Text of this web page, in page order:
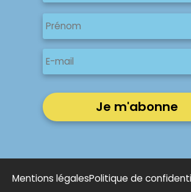
Nom
Nom
Prénom
E-
mail
Mentions légalesPolitique de